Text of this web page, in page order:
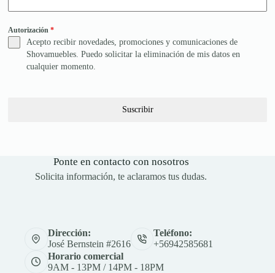
Autorización*
Acepto recibir novedades, promociones y comunicaciones de
Shovamuebles. Puedo solicitar la eliminación de mis datos en
cualquier momento.
Suscribir
Ponte en contacto con nosotros
Solicita información, te aclaramos tus dudas.
Dirección:
José Bernstein #2616
Teléfono:
+56942585681
Horario comercial
9AM - 13PM / 14PM - 18PM